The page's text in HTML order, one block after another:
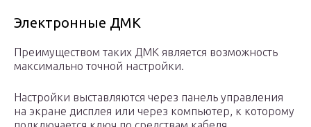
Электронные ДМК
Преимуществом таких ДМК является возможность
максимально точной настройки.
Настройки выставляются через панель управления
на экране дисплея или через компьютер, к которому